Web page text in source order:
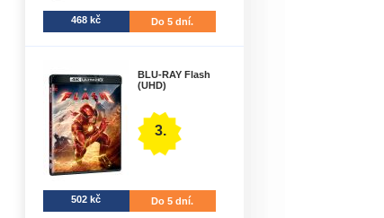
468 kč Do 5 dní.
BLU-RAY Flash
(UHD)
3.
502 kč Do 5 dní.